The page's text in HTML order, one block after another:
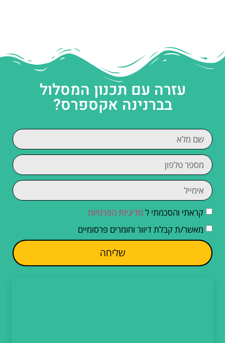
עזרה עם תכנון המסלול
בברנינה אקספרס?
קראתי והסכמתי ל מדיניות הפרטיות
מאשר/ת קבלת דיוור וחומרים פרסומיים
שליחה